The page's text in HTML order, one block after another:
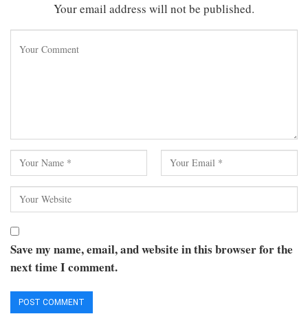
Your email address will not be published.
Save my name, email, and website in this browser for the
next time I comment.